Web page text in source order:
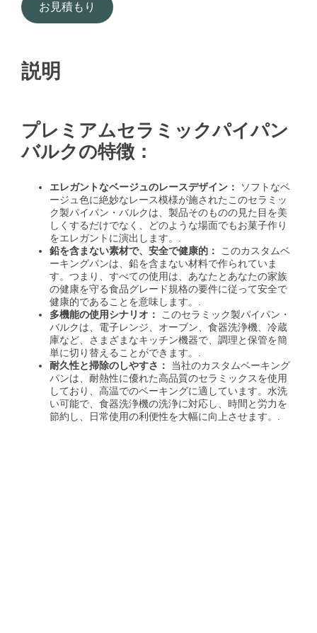
お見積もり
説明
プレミアムセラミックパイパン
バルクの特徴：
エレガントなベージュのレースデザイン：
ソフトなベ
ージュ色に絶妙なレース模様が施されたこのセラミッ
ク製パイパン・バルクは、製品そのものの見た目を美
しくするだけでなく、どのような場面でもお菓子作り
をエレガントに演出します。.
鉛を含まない素材で、安全で健康的： このカスタムベ
ーキングパンは、鉛を含まない材料で作られていま
す。つまり、すべての使用は、あなたとあなたの家族
の健康を守る食品グレード規格の要件に従って安全で
健康的であることを意味します。.
多機能の使用シナリオ： このセラミック製パイパン・
バルクは、電子レンジ、オーブン、食器洗浄機、冷蔵
庫など、さまざまなキッチン機器で、調理と保管を簡
単に切り替えることができます。.
耐久性と掃除のしやすさ： 当社のカスタムベーキング
パンは、耐熱性に優れた高品質のセラミックスを使用
しており、高温でのベーキングに適しています。水洗
い可能で、食器洗浄機の洗浄に対応し、時間と労力を
節約し、日常使用の利便性を大幅に向上させます。.